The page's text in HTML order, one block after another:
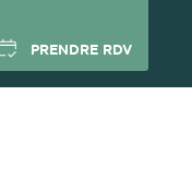
PRENDRE RDV